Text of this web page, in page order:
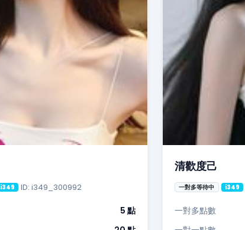
i349 ID: i349_300992
5 點
清歡度己
一對多等待中 i349
一對多點數